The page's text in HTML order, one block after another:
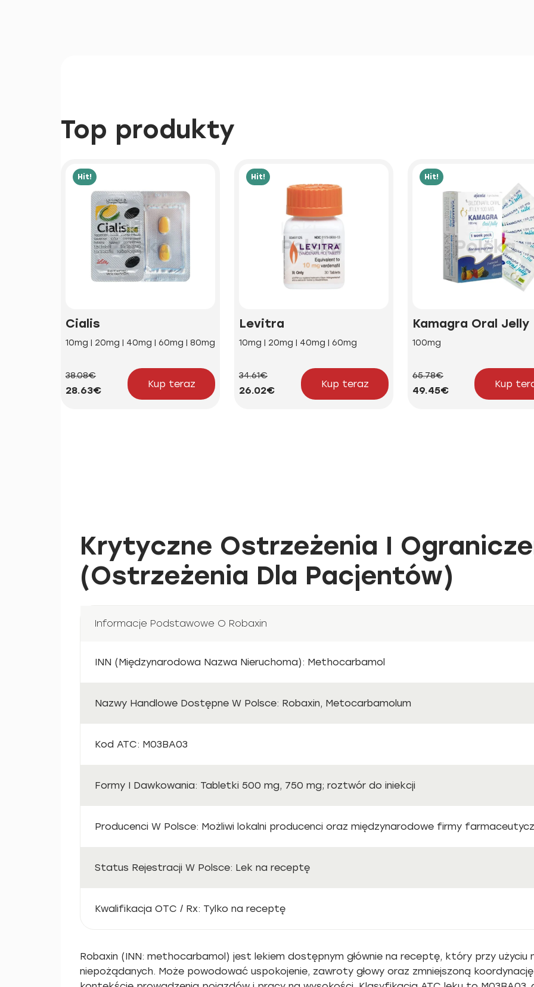
Top produkty
Hit!
Cialis
10mg | 20mg | 40mg | 60mg | 80mg
38.08€
28.63€
Kup teraz
Hit!
Levitra
10mg | 20mg | 40mg | 60mg
34.61€
26.02€
Kup teraz
Hit!
Kamagra Oral Jelly
100mg
65.78€
49.45€
Kup
Krytyczne Ostrzeżenia I
(Ostrzeżenia Dla Pacjentów)
Informacje Podstawowe O Robaxin
INN (Międzynarodowa Nazwa Nieruchoma): Methocarbamol
Nazwy Handlowe Dostępne W Polsce: Robaxin, Metocarbamolum
Kod ATC: M03BA03
Formy I Dawkowania: Tabletki 500 mg, 750 mg; roztwór do iniekcji
Producenci W Polsce: Możliwi lokalni producenci oraz międzynarodowe firmy
Status Rejestracji W Polsce: Lek na receptę
Kwalifikacja OTC / Rx: Tylko na receptę
Robaxin (INN: methocarbamol) jest lekiem dostępnym głównie na receptę, który przy użyciu
niepożądanych. Może powodować uspokojenie, zawroty głowy oraz zmniejszoną